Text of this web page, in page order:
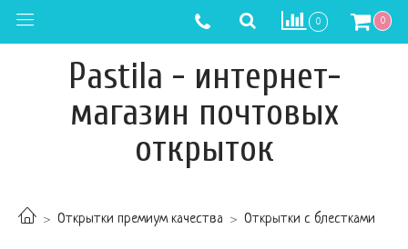
0 0
Pastila - интернет-
магазин почтовых
открыток
Открытки премиум качества Открытки с блестками